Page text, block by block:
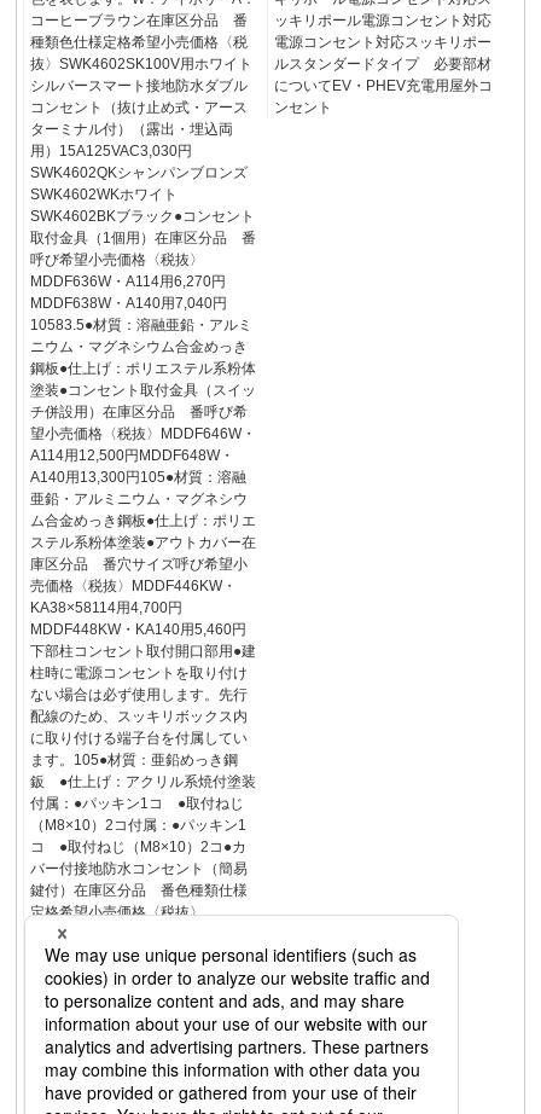
コーヒーブラウン在庫区分品 番
種類色仕様定格希望小売価格〈税
抜〉SWK4602SK100V用ホワイト
シルバースマート接地防水ダブル
コンセント（抜け止め式・アース
ターミナル付）（露出・埋込両
用）15A125VAC3,030円
SWK4602QKシャンパンブロンズ
SWK4602WKホワイト
SWK4602BKブラック●コンセント
取付金具（1個用）在庫区分品 番
呼び希望小売価格〈税抜〉
MDDF636W・A114用6,270円
MDDF638W・A140用7,040円
10583.5●材質：溶融亜鉛・アルミ
ニウム・マグネシウム合金めっき
鋼板●仕上げ：ポリエステル系粉体
塗装●コンセント取付金具（スイッ
チ併設用）在庫区分品 番呼び希
望小売価格〈税抜〉MDDF646W・
A114用12,500円MDDF648W・
A140用13,300円105●材質：溶融
亜鉛・アルミニウム・マグネシウ
ム合金めっき鋼板●仕上げ：ポリエ
ステル系粉体塗装●アウトカバー在
庫区分品 番穴サイズ呼び希望小
売価格〈税抜〉MDDF446KW・
KA38×58114用4,700円
MDDF448KW・KA140用5,460円
下部柱コンセント取付開口部用●建
柱時に電源コンセントを取り付け
ない場合は必ず使用します。先行
配線のため、スッキリボックス内
に取り付ける端子台を付属してい
ます。105●材質：亜鉛めっき鋼
鈑 ●仕上げ：アクリル系焼付塗装
付属：●パッキン1コ ●取付ねじ
（M8×10）2コ付属：●パッキン1
コ ●取付ねじ（M8×10）2コ●カ
バー付接地防水コンセント（簡易
鍵付）在庫区分品 番色種類仕様
定格希望小売価格〈税抜〉
SWK4702Sホワイトシルバー100V
用スマートカバー付接地防水コン
セント（簡易鍵付）（抜け止め
式・アースターミナル付）（露
出・埋込両用）15A125VAC9,050
円SWK4702Qシャンパンブロンズ
SWK4702WホワイトSWK4702Bブ
ラック鍵（付属）※スマートタイ
プは880頁をご参照ください。
ッキリポール電源コンセント対応
電源コンセント対応スッキリポー
ルスタンダードタイプ 必要部材
についてEV・PHEV充電用屋外コ
ンセント